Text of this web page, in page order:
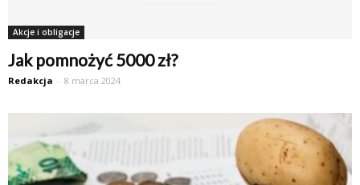
Akcje i obligacje
Jak pomnożyć 5000 zł?
Redakcja - 8 marca 2024